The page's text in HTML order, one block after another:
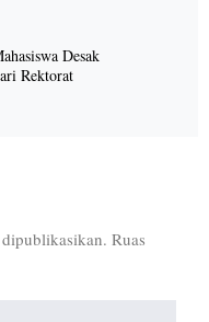
Desak
Rektorat
Ruas